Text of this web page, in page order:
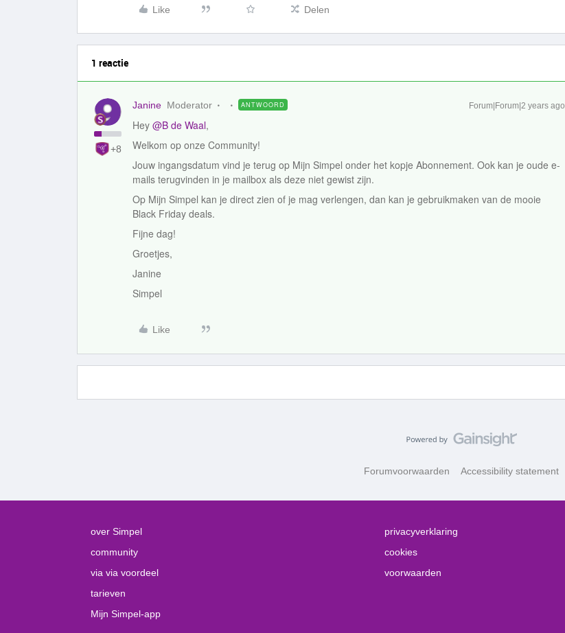
Like Delen
1 reactie
+8
Janine Moderator ANTWOORD Forum|Forum|2 years ago
Hey @B de Waal,
Welkom op onze Community!
Jouw ingangsdatum vind je terug op Mijn Simpel onder het kopje Abonnement. Ook kan je oude e-
mails terugvinden in je mailbox als deze niet gewist zijn.
Op Mijn Simpel kan je direct zien of je mag verlengen, dan kan je gebruikmaken van de mooie
Black Friday deals.
Fijne dag!
Groetjes,
Janine
Simpel
Like
Forumvoorwaarden Accessibility statement
over Simpel
community
via via voordeel
tarieven
Mijn Simpel-app
privacyverklaring
cookies
voorwaarden